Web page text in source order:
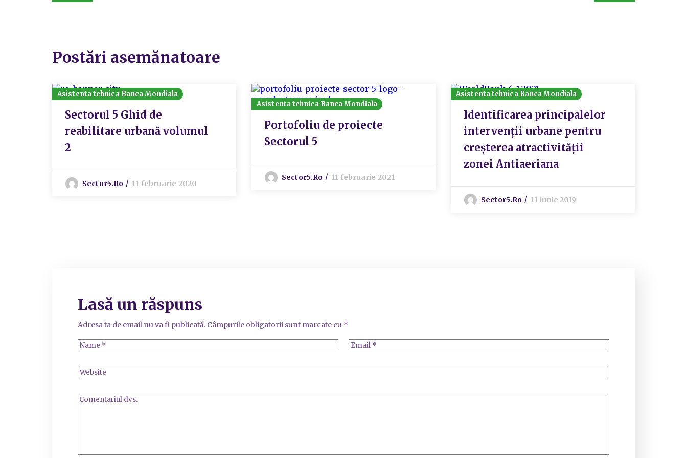
Postări asemănatoare
Asistenta tehnica Banca Mondiala
Sectorul 5 Ghid de
reabilitare urbană volumul
2
Sector5.ro 11 februarie 2020
Asistenta tehnica Banca Mondiala
Portofoliu de proiecte
Sectorul 5
Sector5.ro 11 februarie 2021
Asistenta tehnica Banca Mondiala
Identificarea principalelor
intervenții urbane pentru
creșterea atractivității
zonei Antiaeriana
Sector5.ro 11 iunie 2019
Lasă un răspuns
Adresa ta de email nu va fi publicată. Câmpurile obligatorii sunt marcate cu *